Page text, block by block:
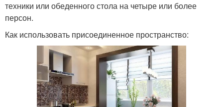
техники или обеденного стола на четыре или более
персон.
Как использовать присоединенное пространство: